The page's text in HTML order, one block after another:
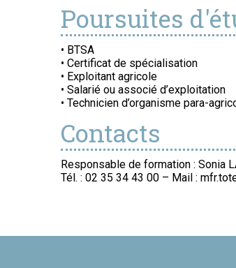
Poursuites
• BTSA
• Certificat de spécialisation
• Exploitant agricole
• Salarié ou associé d’exploitation
• Technicien d’organisme para-
Contacts
Responsable de formation : Sonia
Tél. : 02 35 34 43 00 – Mail :